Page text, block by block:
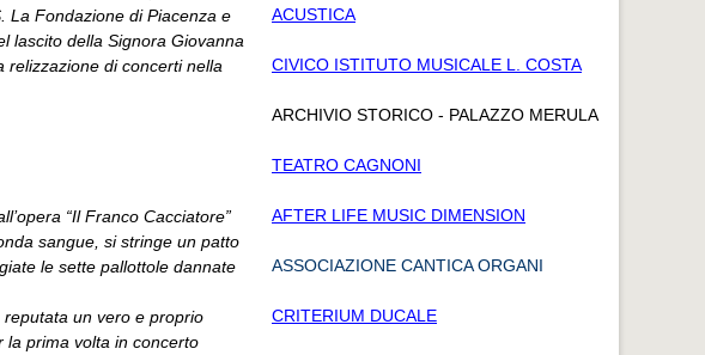
La Fondazione di Piacenza e
lascito della Signora Giovanna
relizzazione di concerti nella
“Il Franco Cacciatore”
sangue, si stringe un patto
le sette pallottole dannate
un vero e proprio
la prima volta in concerto
ACUSTICA
CIVICO ISTITUTO MUSICALE L. COSTA
ARCHIVIO STORICO - PALAZZO MERULA
TEATRO CAGNONI
AFTER LIFE MUSIC DIMENSION
ASSOCIAZIONE CANTICA ORGANI
CRITERIUM DUCALE